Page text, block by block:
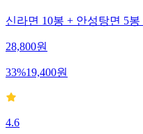
신라면 10봉 + 안성탕면 5
28,800원
33%19,400원
4.6